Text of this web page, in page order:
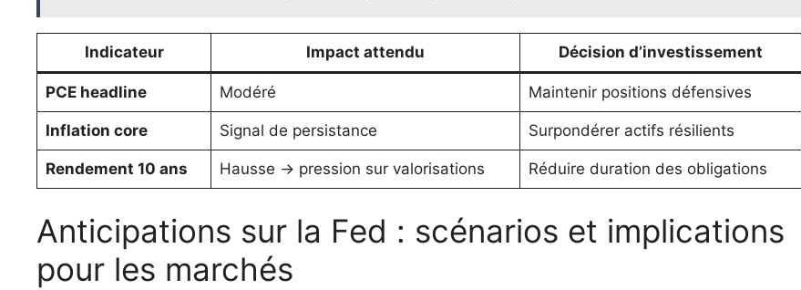
Indicateur Impact attendu Décision d’investissement
PCE headline Modéré Maintenir positions défensives
Inflation core Signal de persistance Surpondérer actifs résilients
Rendement 10 ans Hausse -> pression sur valorisations Réduire duration des obligations
Anticipations sur la Fed : scénarios et implications
pour les marchés